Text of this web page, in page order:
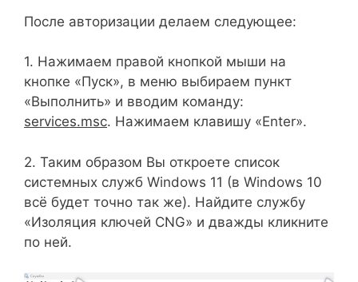
После авторизации делаем следующее:
1. Нажимаем правой кнопкой мыши на
кнопке «Пуск», в меню выбираем пункт
«Выполнить» и вводим команду:
services.msc. Нажимаем клавишу «Enter».
2. Таким образом Вы откроете список
системных служб Windows 11 (в Windows 10
всё будет точно так же). Найдите службу
«Изоляция ключей CNG» и дважды кликните
по ней.